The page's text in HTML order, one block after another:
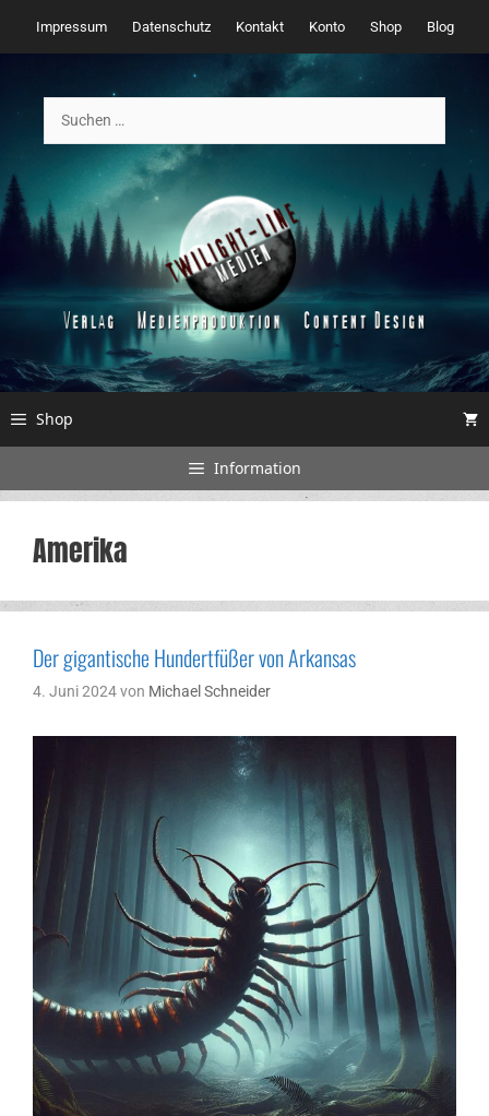
Inhalt
springen
Impressum Datenschutz Kontakt Konto Shop Blog
nach:
Shop
Information
Amerika
Der gigantische Hundertfüßer von Arkansas
4. Juni 2024von Michael Schneider